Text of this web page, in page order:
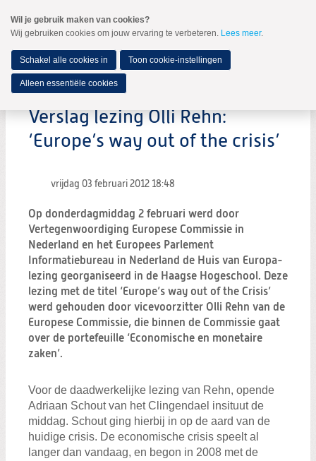
naar
Spring
de
inhoud
Spring
naar
hoofdmenu
MENU
Zoeken:
Zoeken
Verslag lezing Olli Rehn:
‘Europe’s way out of the crisis’
vrijdag 03 februari 2012 18:48
Op donderdagmiddag 2 februari werd door
Vertegenwoordiging Europese Commissie in
Nederland en het Europees Parlement
Informatiebureau in Nederland de Huis van Europa-
lezing georganiseerd in de Haagse Hogeschool. Deze
lezing met de titel ‘Europe’s way out of the Crisis’
werd gehouden door vicevoorzitter Olli Rehn van de
Europese Commissie, die binnen de Commissie gaat
over de portefeuille ‘Economische en monetaire
zaken’.
Voor de daadwerkelijke lezing van Rehn, opende
Adriaan Schout van het Clingendael insituut de
middag. Schout ging hierbij in op de aard van de
huidige crisis. De economische crisis speelt al
langer dan vandaag, en begon in 2008 met de
Wil je gebruik maken van cookies?
Wij gebruiken cookies om jouw ervaring te verbeteren. Lees meer.
Schakel alle cookies in Toon cookie-instellingen
Alleen essentiële cookies